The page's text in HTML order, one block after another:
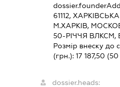
61112,
М.ХАРКІВ,
50-РІЧЧЯ ВЛКСМ,
Розмір внеску до
(грн.): 17 187,50 (50
dossier.heads: